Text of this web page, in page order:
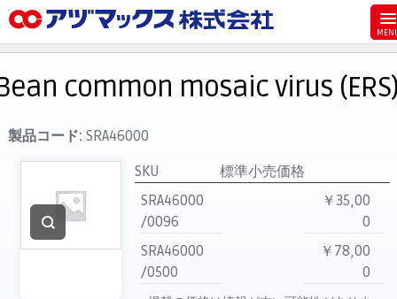
お気に入り
お買い物カゴ
ご注文
マイページ
主要取扱ブランド
common mosaic virus
製品コード: SRA46000
SKU
標準小売価格
SRA46000
/0096
￥35,00
0
SRA46000
/0500
￥78,00
0